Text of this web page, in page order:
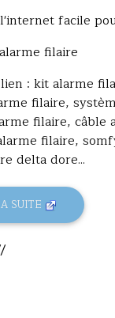
facile
filaire
: kit alarme
filaire,
filaire, câble
filaire,
delta dore...
SUITE